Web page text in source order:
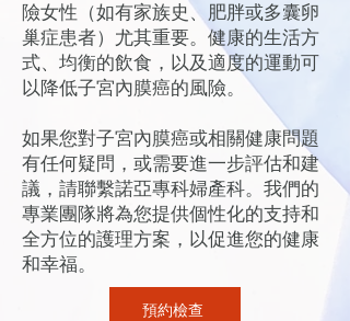
險女性（如有家族史、肥胖或多囊卵
巢症患者）尤其重要。健康的生活方
式、均衡的飲食，以及適度的運動可
以降低子宮內膜癌的風險。
如果您對子宮內膜癌或相關健康問題
有任何疑問，或需要進一步評估和建
議，請聯繫諾亞專科婦產科。我們的
專業團隊將為您提供個性化的支持和
全方位的護理方案，以促進您的健康
和幸福。
預約檢查